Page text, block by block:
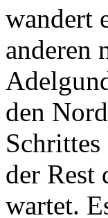
wandert
anderen
den
der Rest
wartet.